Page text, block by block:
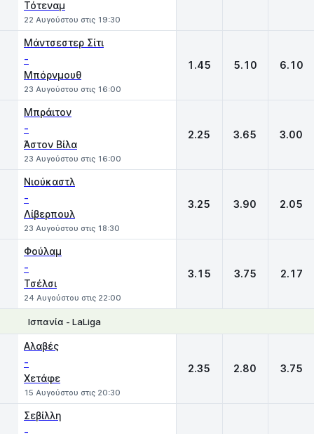
Τότεναμ
22 Αυγούστου στις 19:30
Μάντσεστερ Σίτι
-
Μπόρνμουθ
23 Αυγούστου στις 16:00
1.45 5.10 6.10
Μπράιτον
-
Άστον Βίλα
23 Αυγούστου στις 16:00
2.25 3.65 3.00
Νιούκαστλ
-
Λίβερπουλ
23 Αυγούστου στις 18:30
3.25 3.90 2.05
Φούλαμ
-
Τσέλσι
24 Αυγούστου στις 22:00
3.15 3.75 2.17
Ισπανία - LaLiga
Αλαβές
-
Χετάφε
15 Αυγούστου στις 20:30
2.35 2.80 3.75
Σεβίλλη